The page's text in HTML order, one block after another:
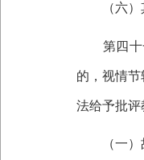
（六）其
第四十
的，视情
法给予批
（一）故